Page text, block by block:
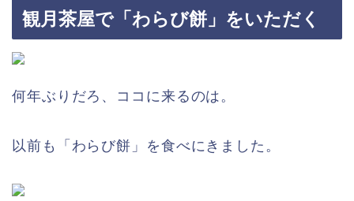
観月茶屋で「わらび餅」をいただく
何年ぶりだろ、ココに来るのは。
以前も「わらび餅」を食べにきました。